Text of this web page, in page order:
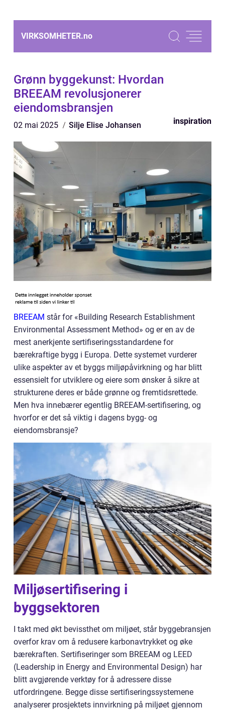
VIRKSOMHETER.no
Grønn byggekunst: Hvordan
BREEAM revolusjonerer
eiendomsbransjen
02 mai 2025 Silje Elise Johansen inspiration
BREEAM står for «Building Research Establishment
Environmental Assessment Method» og er en av de
mest anerkjente sertifiseringsstandardene for
bærekraftige bygg i Europa. Dette systemet vurderer
ulike aspekter av et byggs miljøpåvirkning og har blitt
essensielt for utviklere og eiere som ønsker å sikre at
strukturene deres er både grønne og fremtidsrettede.
Men hva innebærer egentlig BREEAM-sertifisering, og
hvorfor er det så viktig i dagens bygg- og
eiendomsbransje?
Miljøsertifisering i
byggsektoren
I takt med økt bevissthet om miljøet, står byggebransjen
overfor krav om å redusere karbonavtrykket og øke
bærekraften. Sertifiseringer som BREEAM og LEED
(Leadership in Energy and Environmental Design) har
blitt avgjørende verktøy for å adressere disse
utfordringene. Begge disse sertifiseringssystemene
analyserer prosjektets innvirkning på miljøet gjennom